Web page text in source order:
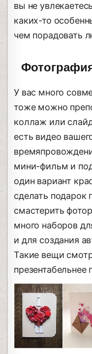
вы не
каких-то
чем порадовать
У вас много
тоже можно
коллаж или
есть видео
мини-фильм и
один вариант
сделать
смастерить
много наборов
и для создания
Такие вещи
презентабельнее